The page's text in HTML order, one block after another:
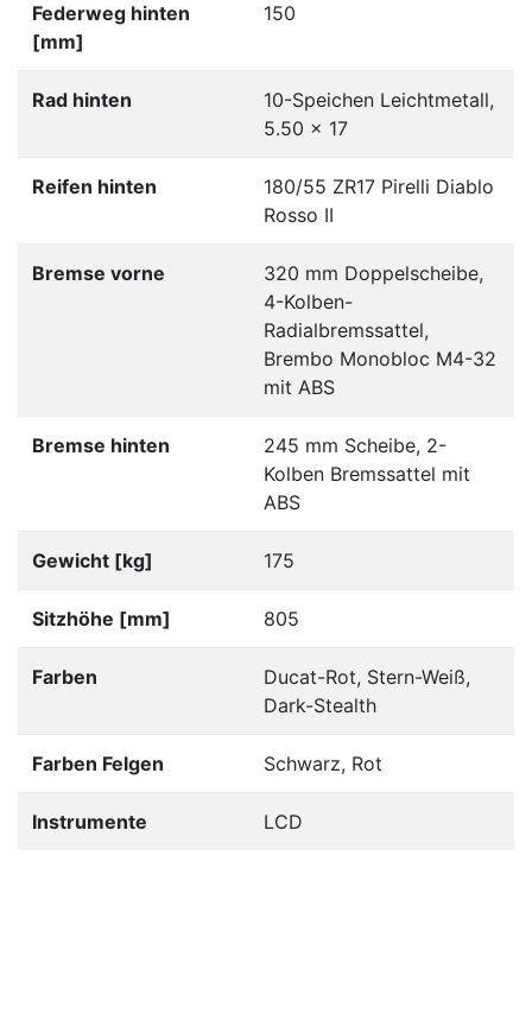
Federweg hinten
[mm]
150
Rad hinten
10-Speichen Leichtmetall,
5.50 x 17
Reifen hinten
180/55 ZR17 Pirelli Diablo
Rosso II
Bremse vorne
320 mm Doppelscheibe,
4-Kolben-
Radialbremssattel,
Brembo Monobloc M4-32
mit ABS
Bremse hinten
245 mm Scheibe, 2-
Kolben Bremssattel mit
ABS
Gewicht [kg] 175
Sitzhöhe [mm] 805
Farben
Ducat-Rot, Stern-Weiß,
Dark-Stealth
Farben Felgen Schwarz, Rot
Instrumente LCD